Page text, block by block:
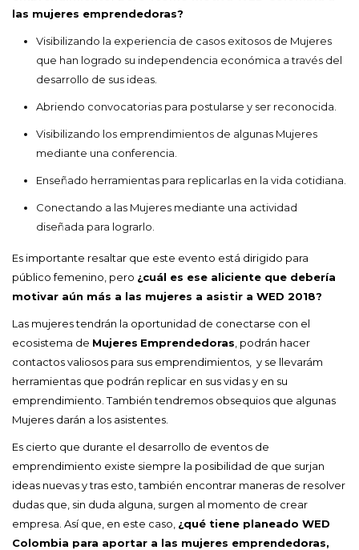
las mujeres emprendedoras?
Visibilizando la experiencia de casos exitosos de Mujeres
que han logrado su independencia económica a través del
desarrollo de sus ideas.
Abriendo convocatorias para postularse y ser reconocida.
Visibilizando los emprendimientos de algunas Mujeres
mediante una conferencia.
Enseñado herramientas para replicarlas en la vida cotidiana.
Conectando a las Mujeres mediante una actividad
diseñada para lograrlo.
Es importante resaltar que este evento está dirigido para
público femenino, pero ¿cuál es ese aliciente que debería
motivar aún más a las mujeres a asistir a WED 2018?
Las mujeres tendrán la oportunidad de conectarse con el
ecosistema de Mujeres Emprendedoras, podrán hacer
contactos valiosos para sus emprendimientos, y se llevarám
herramientas que podrán replicar en sus vidas y en su
emprendimiento. También tendremos obsequios que algunas
Mujeres darán a los asistentes.
Es cierto que durante el desarrollo de eventos de
emprendimiento existe siempre la posibilidad de que surjan
ideas nuevas y tras esto, también encontrar maneras de resolver
dudas que, sin duda alguna, surgen al momento de crear
empresa. Así que, en este caso, ¿qué tiene planeado WED
Colombia para aportar a las mujeres emprendedoras,